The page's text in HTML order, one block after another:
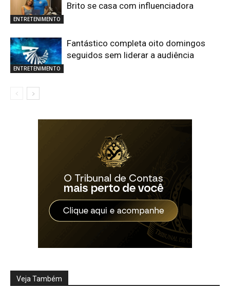
ENTRETENIMENTO
Brito se casa com influenciadora
ENTRETENIMENTO
Fantástico completa oito domingos
seguidos sem liderar a audiência
Veja Também